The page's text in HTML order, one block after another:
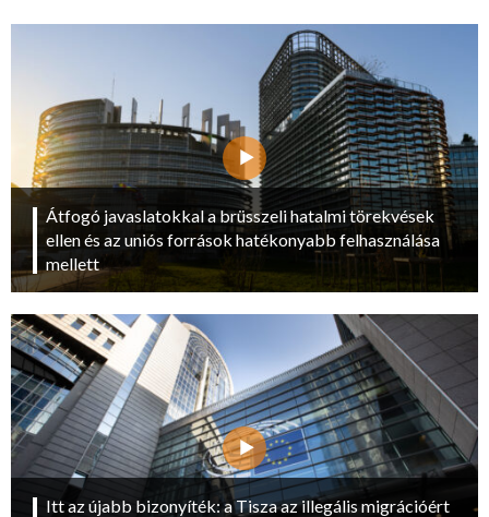
Átfogó javaslatokkal a brüsszeli hatalmi törekvések
ellen és az uniós források hatékonyabb felhasználása
mellett
Itt az újabb bizonyíték: a Tisza az illegális migrációért